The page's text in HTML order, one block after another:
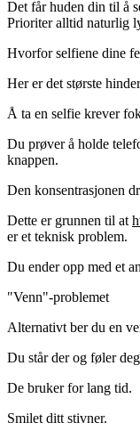
Det får huden din til å
Prioriter alltid naturlig
Hvorfor selfiene dine
Her er det største
Å ta en selfie krever
Du prøver å holde
knappen.
Den konsentrasjonen
Dette er grunnen til at
er et teknisk problem.
Du ender opp med et
"Venn"-problemet
Alternativt ber du en
Du står der og føler
De bruker for lang tid.
Smilet ditt stivner.